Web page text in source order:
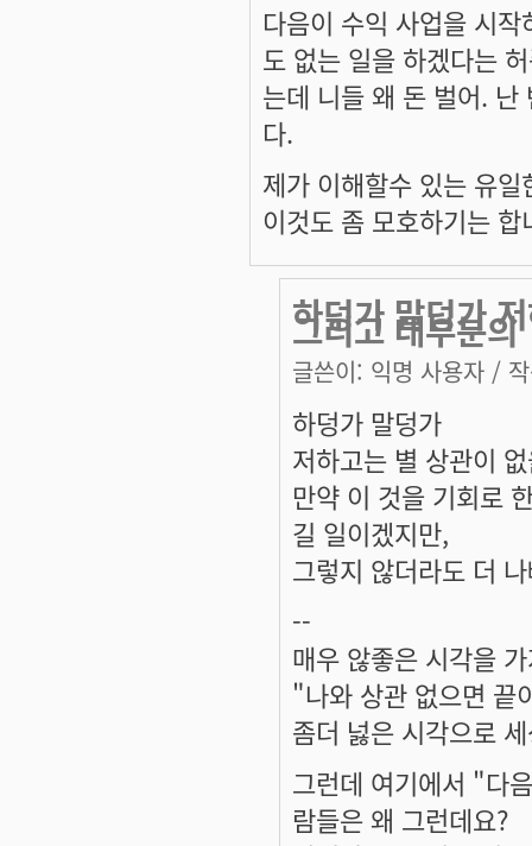
다음이 수익 사업을 시
도 없는 일을 하겠다는
는데 니들 왜 돈 벌어.
다.
제가 이해할수 있는 유
이것도 좀 모호하기는 합
하덩가 말덩가
그리고 대부분의
글쓴이: 익명 사용자 /
하덩가 말덩가
저하고는 별 상관이
만약 이 것을 기회로
길 일이겠지만,
그렇지 않더라도 더
--
매우 않좋은 시각을
"나와 상관 없으면 끝
좀더 넗은 시각으로
그런데 여기에서 "다
람들은 왜 그런데요?